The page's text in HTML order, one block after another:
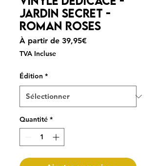
Jardin Secret -
Roman Roses
À partir de 39,95€Prix
TVA Incluse
Édition *
Quantité *